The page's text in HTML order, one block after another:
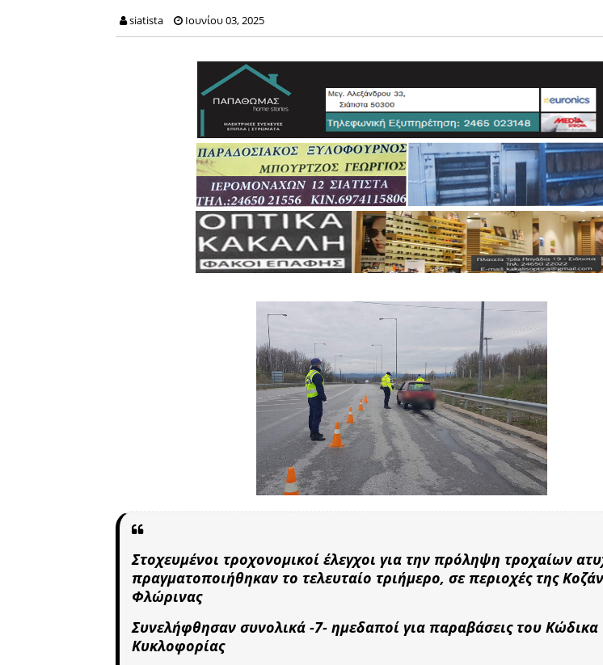
siatista Ιουνίου 03, 2025
Στοχευμένοι τροχονομικοί έλεγχοι για την πρόληψη τροχαίων
πραγματοποιήθηκαν το τελευταίο τριήμερο, σε περιοχές της
Φλώρινας
Συνελήφθησαν συνολικά -7- ημεδαποί για παραβάσεις του Κώδικα
Κυκλοφορίας